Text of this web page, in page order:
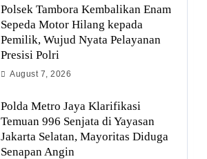
Polsek Tambora Kembalikan Enam
Sepeda Motor Hilang kepada
Pemilik, Wujud Nyata Pelayanan
Presisi Polri
August 7, 2026
Polda Metro Jaya Klarifikasi
Temuan 996 Senjata di Yayasan
Jakarta Selatan, Mayoritas Diduga
Senapan Angin